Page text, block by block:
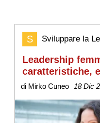
S Sviluppare la
Leadership
caratteristiche,
di Mirko Cuneo 18 Dic